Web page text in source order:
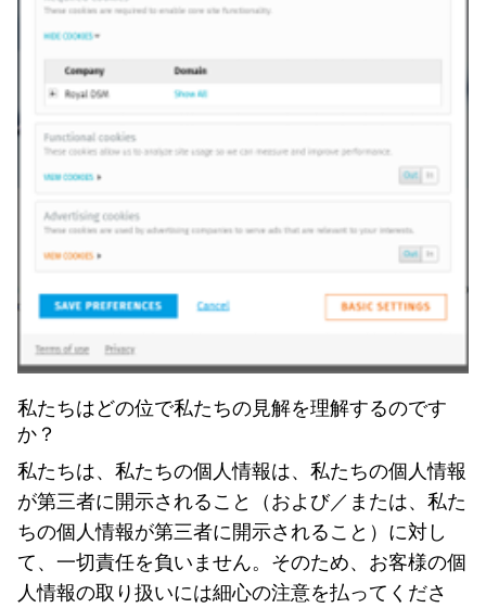
私たちはどの位で私たちの見解を理解するのです
か？
私たちは、私たちの個人情報は、私たちの個人情報
が第三者に開示されること（および／または、私た
ちの個人情報が第三者に開示されること）に対し
て、一切責任を負いません。そのため、お客様の個
人情報の取り扱いには細心の注意を払ってくださ